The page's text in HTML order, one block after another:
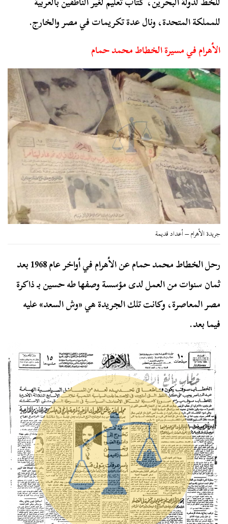
للمملكة المتحدة، ونال عدة تكريمات في مصر والخارج.
الأهرام في مسيرة الخطاط محمد حمام
جريدة الأهرام – أعداد قديمة
رحل الخطاط محمد حمام عن الأهرام في أواخر عام 1968 بعد
ثمان سنوات من العمل لدى مؤسسة وصفها طه حسين بـ ذاكرة
مصر المعاصرة، وكانت تلك الجريدة هي «وش السعد» عليه
فيما بعد.